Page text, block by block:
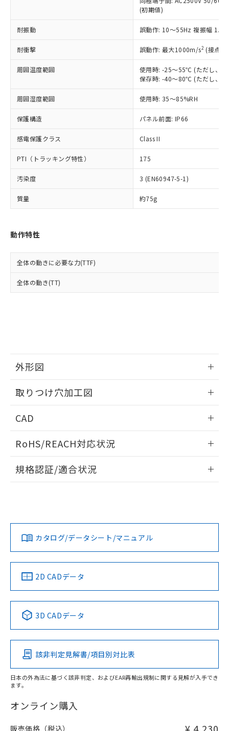
(初期値)
耐振動 誤動作: 10～55Hz 複振幅
耐衝撃 誤動作: 最大1000m/s2 (接点
周囲温度範囲
使用時: -25～55℃ (ただし、氷
保存時: -40～80℃ (ただし、氷
周囲湿度範囲 使用時: 35～85%RH
保護構造 パネル前面: IP66
感電保護クラス Class II
PTI（トラッキング特性） 175
汚染度 3 (EN60947-5-1)
質量 約75g
動作特性
全体の動きに必要な力(TTF)
全体の動き(TT)
外形図
取りつけ穴加工図
CAD
ドすることができます。
ログイン/会員登録
ダウンロードデータをご利用いただく前に、以下を必ずお読
みください。
ソフトウェアの使用条件
RoHS/REACH対応状況
EU RoHS 注意事項・凡例
対応済み
中国 RoHS 注意事項・凡例
Pb Hg Cd Cr(VI)
O
在庫等で未対応品が混在する可能性があります。
問い合わせください。
規格認証/適合状況
カタログ/データシート/マニュアル
2D CADデータ
3D CADデータ
該非判定見解書/項目別対比表
日本の外為法に基づく該非判定、およびEAR再輸出規制に関する見解が入手でき
ます。
オンライン購入
販売価格（税込）
在庫状況および標準価格照会結果は、
記載している更新日時点での社内デー
タに基づき作成されるものであり、閲
覧された時点での実際の在庫および標
準価格とは異なる場合があることをご
正式な納期状況および標準価格はお客
様のお取引先、またはお客様担当のオ
ムロン制御機器販売店・当社販売員に
オムロン制御機器販売店や当社販売拠
販売ネットワーク
」をご確認
在庫状況および標準価格結果を当社の
事前の承諾なく第三者に漏洩または開
示しないようお願いします。
マイパーツ機能（部品リスト作成サー
ビス）をご利用いただくには、I-Web
メンバーズにご登録されている必要が
あります。
品・サービスに関するお客様との取
引・商談に必要な範囲で利用すること
※当社の共同利用者とは、
の共同利用に関して"
の「1.共同利
鉛(Pb) 1000ppm以下、 水銀(Hg) 1000ppm以下、 カド
類(PBB) 1000ppm以下、ポリ臭化ジフェニルエーテル類
(PBDE) 1000ppm以下、フタル酸ビス(2-エチルヘキシ
ル) (DEHP)(別名：DOP) 1000ppm以下、フタル酸ブチ
ルベンジル（BBP） 1000ppm以下、フタル酸ジブチル
（DBP） 1000ppm以下、フタル酸ジイソブチル
但し、RoHS指令で産業用監視および制御機器に対する
図的な使用がないことを確認しています。
部品在庫の切り替え状況などにより、予定
月が前後することがあります。
とができます。
EU RoHS指令（10物質）の非含有証明書
51物質の非含有証明書（当社基準）
荷製品に未対応品が混在することから備考
欄に対応日を記載しておりました。
既に当社にて対応品への在庫切替を完了
していることから、特段のことがない限
り、2022年1月12日より割愛しておりま
*中国RoHS10物質の基準値 (GB/T26572)：
Pb(鉛) :1000ppm、 Hg(水銀) : 1000ppm、 Cd(カドミウ
Cr(Ⅵ)(六価クロム) : 1000ppm、 PBBs(ポリ臭化ビフェ
ニル類) : 1000ppm、 PBDEs(ポリ臭化ジフェニルエーテ
ル類) : 1000ppm、
DBP(フタル酸ジブチル) : 1000ppm、 DIBP(フタル酸ジ
イソブチル) : 1000ppm、 BBP(フタル酸ブチルベンジ
DEHP(フタル酸ビス(2-エチルヘキシル)) : 1000ppm
「ｅ」：有害物質（10物質）のすべてが基
準値以下であることを示します。
「10」：通常の使用状況下において有害物
質が外部に漏えいし、環境に深刻な影響を
及ぼさない年数を意味します。
「－」：未確認です。当社販売部門へお問
（以下｢規制貨物等」という）を輸出
または国外への提供する場合は、日本
国政府の輸出許可(または役務取引許
可)を取得するなどの必要な手続きを
当社は規制貨物を破棄する場合は、完
全に破砕するなど、違法に輸出されな
いよう必要な手段を講じます。
当社は貴社製品を、核兵器、ミサイ
ル、化学兵器、生物兵器またはその他
武器並びにこれらの製造装置等に一切
当社は、貴社製品を第三者に販売する
場合は、上記1、2および3の内容を当
該第三者に通知します。また当社は、
販売先および販売に係わる関係者が違
法に輸出するおそれがある場合は、取
り引きをいたしません。
合意する
一定数以上の在庫あり
一定数には満たないが在庫あり
在庫なし(最新の在庫状況につ
いては、お客様のお取引先、ま
たはお客様担当のオムロン制御
機器販売店・当社販売員にご確
認ください)
受注生産機種、また在庫状況の
情報を公開していない機種